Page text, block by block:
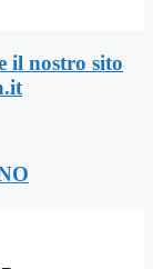
il nostro sito